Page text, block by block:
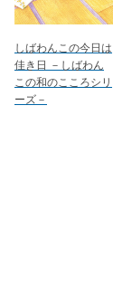
しばわんこの今日は
佳き日 －しばわん
この和のこころシリ
ーズ－